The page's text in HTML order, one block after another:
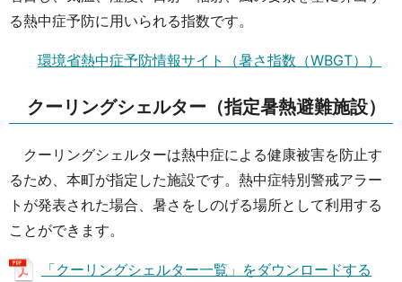
る熱中症予防に用いられる指数です。
環境省熱中症予防情報サイト（暑さ指数（WBGT））
クーリングシェルター（指定暑熱避難施設）
クーリングシェルターは熱中症による健康被害を防止す
るため、本町が指定した施設です。熱中症特別警戒アラー
トが発表された場合、暑さをしのげる場所として利用する
ことができます。
「クーリングシェルター一覧」をダウンロードする